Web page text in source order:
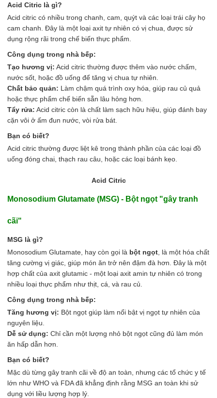
Axit
Hóa chất khác
Kiềm
Muối
Kim loại màu
Oxit kim loại
HÓA CHẤT THÍ NGHIỆM
Hóa chất thí nghiệm
Thiết bị phòng thí nghiệm
HÓA CHẤT NÔNG NGHIỆP
Nguyên liệu phân bón
Chế phẩm sinh học
Nguyên liệu chăn nuôi
HÓA CHẤT XÂY DỰNG
Chống thấm sika
Silicone Kingbond
Keo Silicone
Giới Thiệu
Đối tác
Quy trình sản xuất
Tin tức
VMC GROUP
Ngành Hóa Chất
Tẩy Rửa Diệt Khuẩn
Ngành Thực Phẩm
Ngành Nông Nghiệp
Ngành Thủy Sản
Ngành Môi Trường
Ngành Nhựa
Ngành Xây Dựng
Ngành Cao Su
Ngành Xi Mạ
Acid Citric là gì?
Acid citric có nhiều trong chanh, cam, quýt và các loại trái cây họ
cam chanh. Đây là một loại axit tự nhiên có vị chua, được sử
dụng rộng rãi trong chế biến thực phẩm.
Công dụng trong nhà bếp:
Tạo hương vị: Acid citric thường được thêm vào nước chấm,
nước sốt, hoặc đồ uống để tăng vị chua tự nhiên.
Chất bảo quản: Làm chậm quá trình oxy hóa, giúp rau củ quả
hoặc thực phẩm chế biến sẵn lâu hỏng hơn.
Tẩy rửa: Acid citric còn là chất làm sạch hữu hiệu, giúp đánh bay
cặn vôi ở ấm đun nước, vòi rửa bát.
Bạn có biết?
Acid citric thường được liệt kê trong thành phần của các loại đồ
uống đóng chai, thạch rau câu, hoặc các loại bánh kẹo.
Acid Citric
Monosodium Glutamate (MSG) - Bột ngọt "gây tranh
cãi"
MSG là gì?
Monosodium Glutamate, hay còn gọi là bột ngọt , là một hóa chất
tăng cường vị giác, giúp món ăn trở nên đậm đà hơn. Đây là một
hợp chất của axit glutamic - một loại axit amin tự nhiên có trong
nhiều loại thực phẩm như thịt, cá, và rau củ.
Công dụng trong nhà bếp:
Tăng hương vị: Bột ngọt giúp làm nổi bật vị ngọt tự nhiên của
nguyên liệu.
Dễ sử dụng: Chỉ cần một lượng nhỏ bột ngọt cũng đủ làm món
ăn hấp dẫn hơn.
Bạn có biết?
Mặc dù từng gây tranh cãi về độ an toàn, nhưng các tổ chức y tế
lớn như WHO và FDA đã khẳng định rằng MSG an toàn khi sử
dụng với liều lượng hợp lý.